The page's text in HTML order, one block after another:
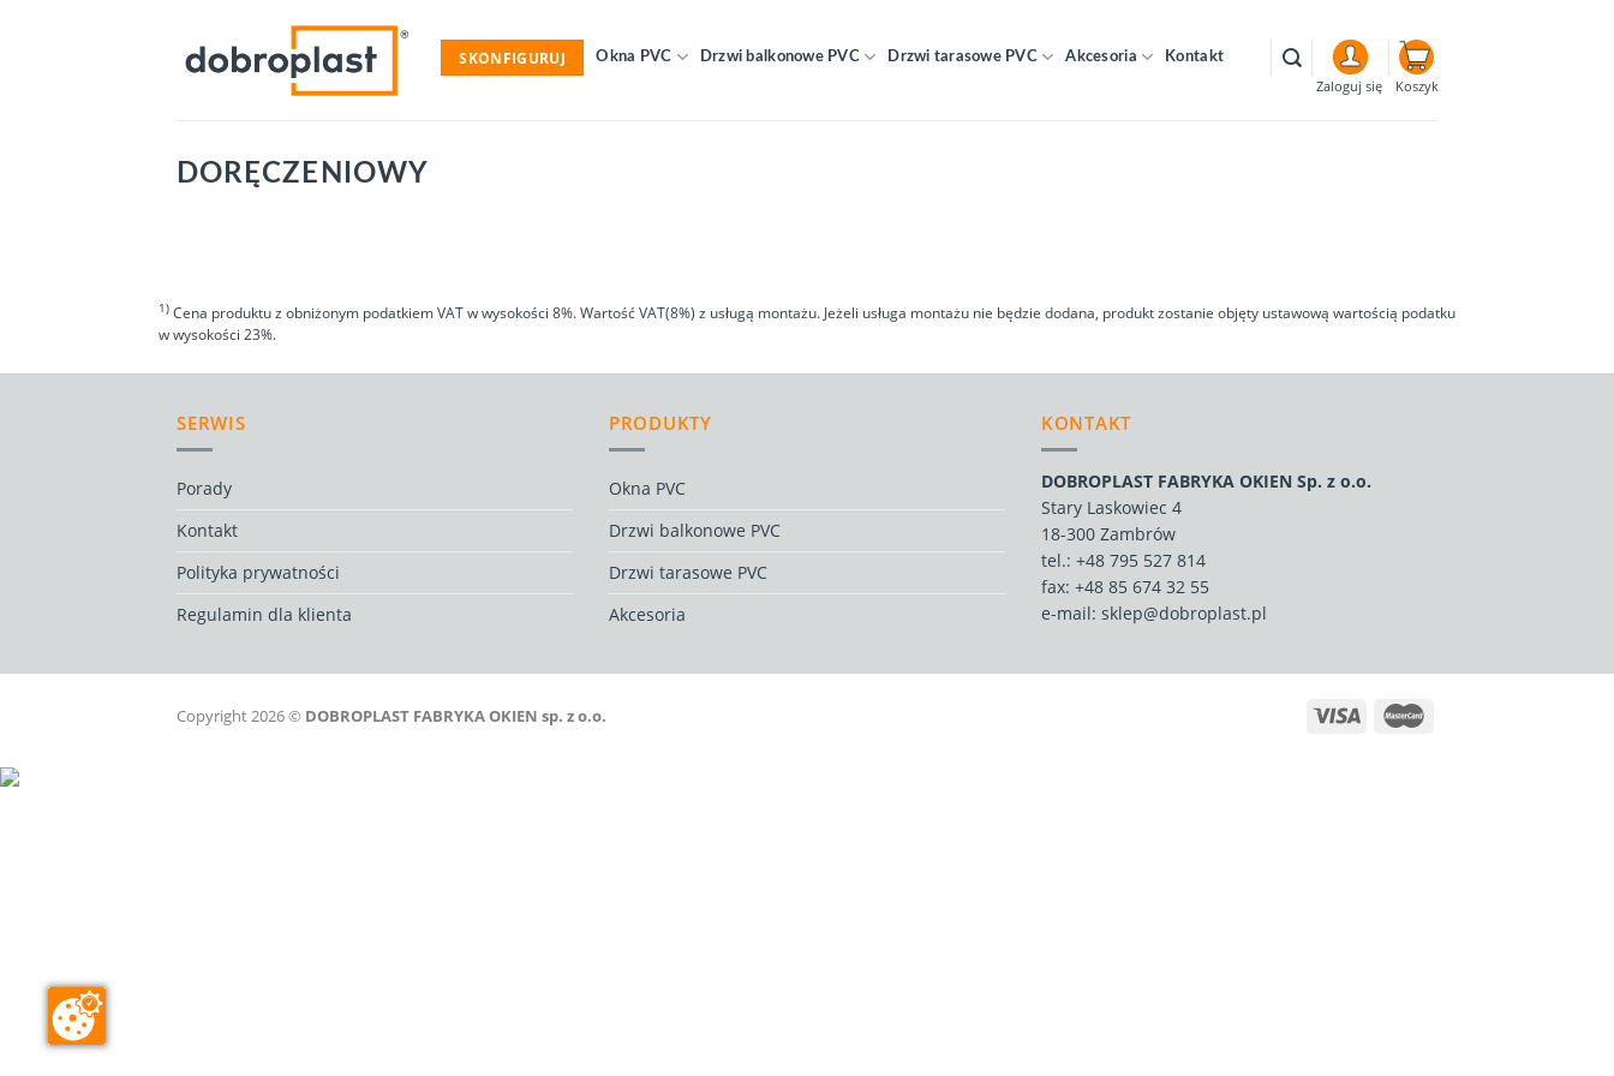
SKONFIGURUJ Okna PVC Drzwi balkonowe PVC Drzwi tarasowe PVC Akcesoria Kontakt
Zaloguj się Koszyk
DORĘCZENIOWY
1) Cena produktu z obniżonym podatkiem VAT w wysokości 8%. Wartość VAT(8%) z usługą montażu. Jeżeli usługa montażu nie będzie dodana, produkt zostanie objęty ustawową wartością podatku
w wysokości 23%.
SERWIS
Porady
Kontakt
Polityka prywatności
Regulamin dla klienta
PRODUKTY
Okna PVC
Drzwi balkonowe PVC
Drzwi tarasowe PVC
Akcesoria
KONTAKT
DOBROPLAST FABRYKA OKIEN Sp. z o.o.
Stary Laskowiec 4
18-300 Zambrów
tel.: +48 795 527 814
fax: +48 85 674 32 55
e-mail: sklep@dobroplast.pl
Copyright 2026 © DOBROPLAST FABRYKA OKIEN sp. z o.o.